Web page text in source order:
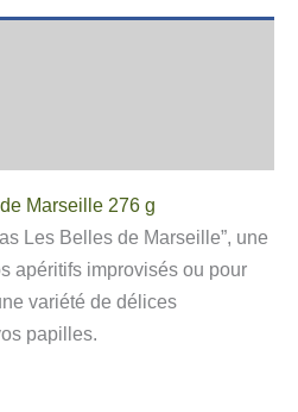
Marseille 276 g
Les Belles de Marseille”, une
apéritifs improvisés ou pour
variété de délices
papilles.